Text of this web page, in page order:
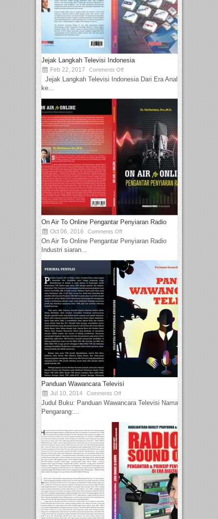
Jejak Langkah Televisi Indonesia
Feb 22, 2017 Comments Off
Jejak Langkah Televisi Indonesia Dari Era Analog
ke...
On Air To Online Pengantar Penyiaran Radio
Oct 06, 2016 Comments Off
On Air To Online Pengantar Penyiaran Radio
Industri siaran...
Panduan Wawancara Televisi
Jul 10, 2014 Comments Off
Judul Buku: Panduan Wawancara Televisi Nama
Pengarang:...